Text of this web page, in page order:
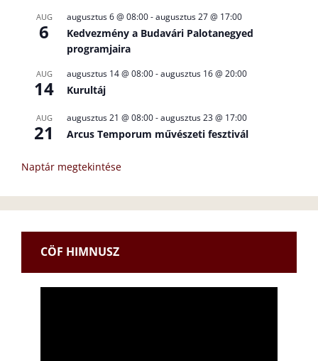
AUG
6
augusztus 6 @ 08:00-augusztus 27 @ 17:00
Kedvezmény a Budavári Palotanegyed
programjaira
AUG
14
augusztus 14 @ 08:00-augusztus 16 @ 20:00
Kurultáj
AUG
21
augusztus 21 @ 08:00-augusztus 23 @ 17:00
Arcus Temporum művészeti fesztivál
Naptár megtekintése
CÖF HIMNUSZ